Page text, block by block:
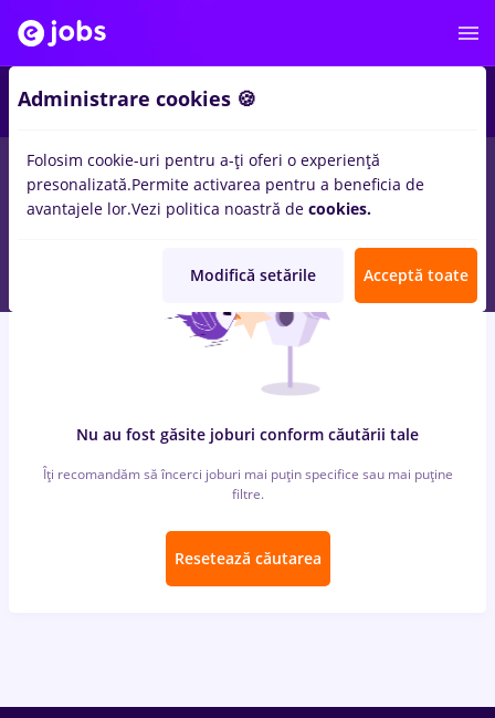
locuri de muncacu salarii 3ds max in Iasi (Iasi)pentru
experientainTransport / Distributie, Medicina / Sanatate
Nu au fost găsite joburi conform căutării tale
Îți recomandăm să încerci joburi mai puțin specifice sau mai puține
filtre.
Resetează căutarea
Administrare cookies 🍪
Folosim cookie-uri pentru a-ți oferi o experiență
presonalizată.Permite activarea pentru a beneficia de
avantajele lor.Vezi politica noastră de cookies.
Modifică setările Acceptă toate